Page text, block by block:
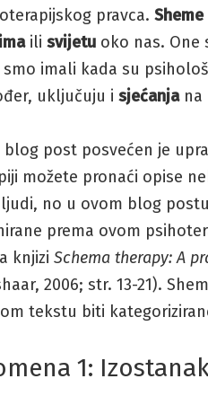
pravca. Sheme
ili svijetu oko nas. One
smo imali kada su
uključuju i sjećanja na
blog post posvećen je
možete pronaći opise
no u ovom blog
prema ovom
knjizi Schema therapy: A
2006; str. 13-21).
tekstu biti
1: